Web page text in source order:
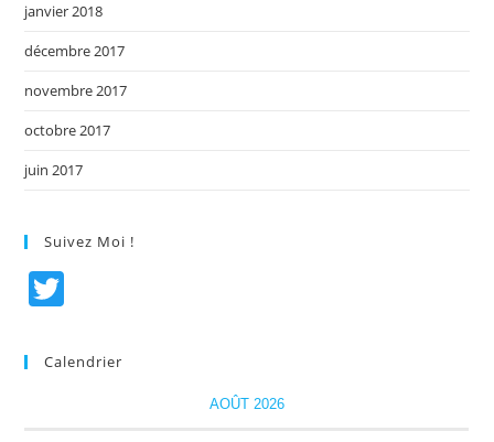
janvier 2018
décembre 2017
novembre 2017
octobre 2017
juin 2017
Suivez Moi !
itt
Calendrier
AOÛT 2026